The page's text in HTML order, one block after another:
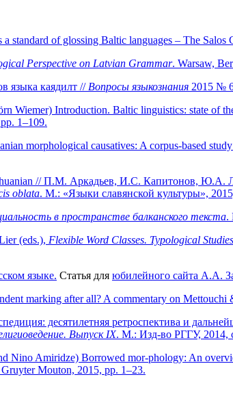
standard of glossing Baltic languages – The Salos
Perspective on Latvian Grammar. Warsaw,
языка каядилт // Вопросы языкознания 2015 №
Wiemer) Introduction. Baltic linguistics: state of
1–109.
morphological causatives: A corpus-based
// П.М. Аркадьев, И.С. Капитонов, Ю.А.
oblata. М.: «Языки славянской культуры»,
в пространстве балканского текста.
(eds.), Flexible Word Classes. Typological
языке. Статья для юбилейного сайта А.А.
marking after all? A commentary on
десятилетняя ретроспектива и
Выпуск IX. М.: Изд-во РГГУ, 2014,
Nino Amiridze) Borrowed mor-phology: An
Mouton, 2015, pp. 1–23.